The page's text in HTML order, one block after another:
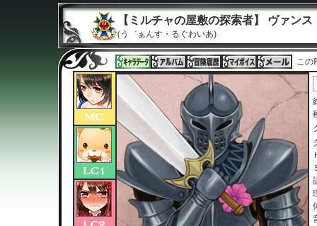
【ミルチャの屋敷の探索者】 ヴァン
(う゛ぁんす・るぐわいあ)
この